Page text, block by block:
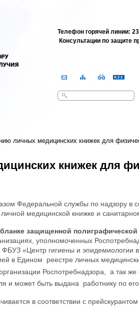
Телефон горячей линии:
Консультации по защите
Форма поиска
Поиск
личных медицинских книжек для
книжек для
Федеральной службы по надзору в
медицинской книжке и
защищенной
уполномоченных
«Центр гигиены и эпидемиологии в
в Едином реестре личных
Роспотребнадзора, а так же
и может быть выдана работнику по
в соответствии с